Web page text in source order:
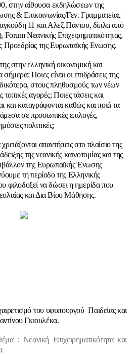
στην αίθουσα εκδηλώσεων της
& Επικοινωνίας/Γεν. Γραμματείας
11 και Αλεξ.Πάντου, δίπλα από
Forum Νεανικής Επιχειρηματικότητας,
Προεδρίας της Ευρωπαϊκής Ενωσης.
στην ελληνική οικονομική και
Ποιες είναι οι επιδράσεις της
στους πληθυσμούς των νέων
αγορές; Ποιες τάσεις και
και καταγράφονται καθώς και ποιά τα
σε προσωπικές επιλογές,
πολιτικές;
απαντήσεις στο πλαίσιο της
της νεανικής καινοτομίας και της
της Ευρωπαϊκής Ένωσης
τη περίοδο της Ελληνικής
φιλοδοξεί να δώσει η ημερίδα που
και Δια Βίου Μάθησης.
του υφυπουργού Παιδείας και
Γκιουλέκα.
: Νεανική Επιχειρηματικότητα και